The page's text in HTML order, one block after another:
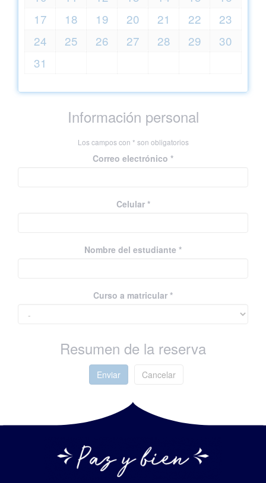
17
18 19 20 21 22
23
24
25 26 27 28 29
30
31
Información personal
Los campos con * son obligatorios
Correo electrónico *
Celular *
Nombre del estudiante *
Curso a matricular *
Resumen de la reserva
Enviar Cancelar